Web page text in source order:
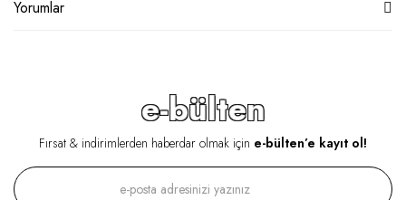
Yorumlar
e-bülten
Fırsat & indirimlerden haberdar olmak için e-bülten’e kayıt ol!